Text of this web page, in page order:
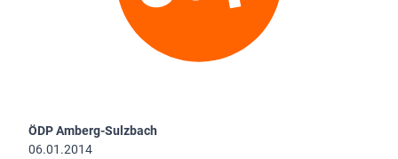
ÖDP Amberg-Sulzbach
06.01.2014